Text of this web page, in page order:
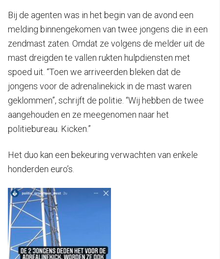
Bij de agenten was in het begin van de avond een
melding binnengekomen van twee jongens die in een
zendmast zaten. Omdat ze volgens de melder uit de
mast dreigden te vallen rukten hulpdiensten met
spoed uit. “Toen we arriveerden bleken dat de
jongens voor de adrenalinekick in de mast waren
geklommen”, schrijft de politie. “Wij hebben de twee
aangehouden en ze meegenomen naar het
politiebureau. Kicken.”
Het duo kan een bekeuring verwachten van enkele
honderden euro’s.